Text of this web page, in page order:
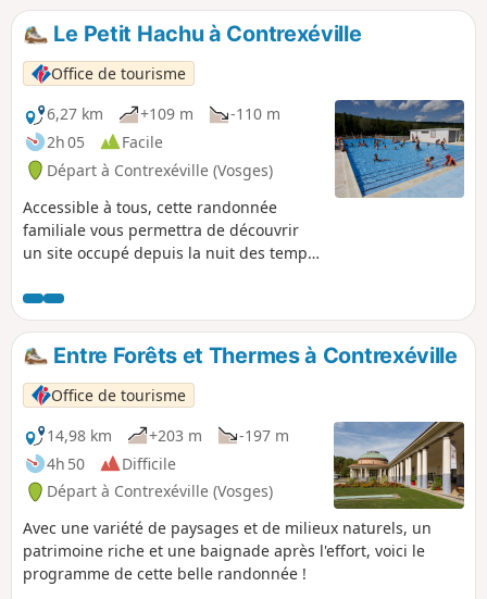
Le Petit Hachu à Contrexéville
Office de tourisme
6,27 km
+109 m
-110 m
2h 05
Facile
Départ à Contrexéville (Vosges)
Accessible à tous, cette randonnée
familiale vous permettra de découvrir
un site occupé depuis la nuit des temps.
vous pourrez découvrir des orchidées
dans les forêts environnantes.
Entre Forêts et Thermes à Contrexéville
Office de tourisme
14,98 km
+203 m
-197 m
4h 50
Difficile
Départ à Contrexéville (Vosges)
Avec une variété de paysages et de milieux naturels, un
patrimoine riche et une baignade après l'effort, voici le
programme de cette belle randonnée !